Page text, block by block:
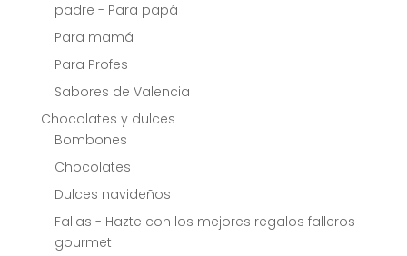
padre - Para papá
Para mamá
Para Profes
Sabores de Valencia
Chocolates y dulces
Bombones
Chocolates
Dulces navideños
Fallas - Hazte con los mejores regalos falleros
gourmet